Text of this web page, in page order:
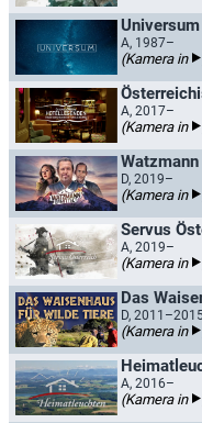
A, 1987–
(Kamera in
A, 2017–
(Kamera in
D, 2019–
(Kamera in
Servus
A, 2019–
(Kamera in
Das
D,
(Kamera in
A, 2016–
(Kamera in